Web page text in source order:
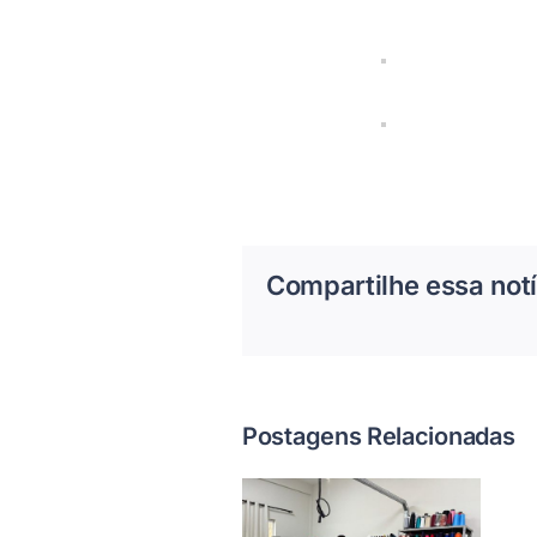
Compartilhe essa
Postagens Relacionadas